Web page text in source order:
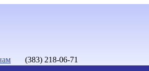
(383) 218-06-71